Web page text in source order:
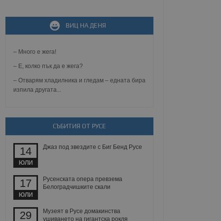
ВИЦ НА ДЕНЯ
– Много е жега!
– Е, колко пък да е жега?
– Отварям хладилника и гледам – едната бира
изпила другата...
СЪБИТИЯ ОТ РУСЕ
14
ЮЛИ
Джаз под звездите с Биг Бенд Русе
17
ЮЛИ
Русенската опера превзема
Белоградчишките скали
29
Музеят в Русе домакинства
ушиването на гигантска рокля
зададена от уеб
MVC
известно като
Той не съдържа
при затваряне
на съгласието на
за тяхното
за съгласието
че техните
сесии.
уебсайт.
на
бисквитките,
съответствие и
и
и предоставя
използва